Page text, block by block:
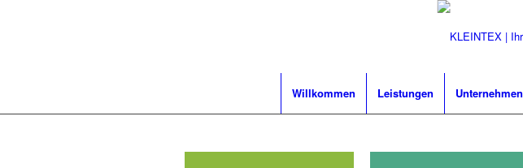
Willkommen Leistungen Unternehmen